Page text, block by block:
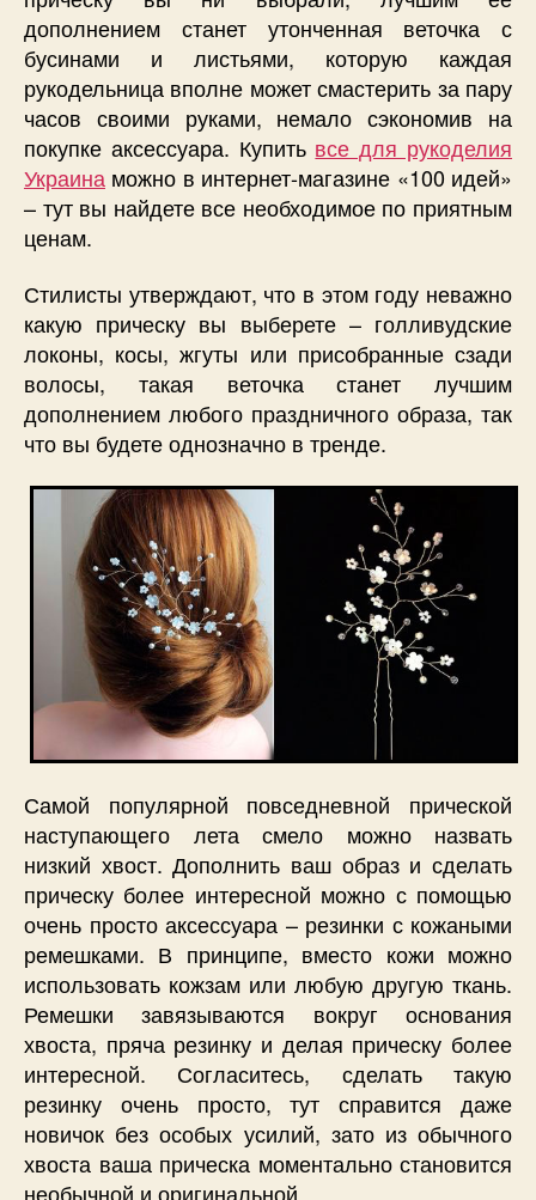
дополнением станет утонченная веточка с
бусинами и листьями, которую каждая
рукодельница вполне может смастерить за пару
часов своими руками, немало сэкономив на
покупке аксессуара. Купить все для рукоделия
Украина можно в интернет-магазине «100 идей»
– тут вы найдете все необходимое по приятным
ценам.
Стилисты утверждают, что в этом году неважно
какую прическу вы выберете – голливудские
локоны, косы, жгуты или присобранные сзади
волосы, такая веточка станет лучшим
дополнением любого праздничного образа, так
что вы будете однозначно в тренде.
Самой популярной повседневной прической
наступающего лета смело можно назвать
низкий хвост. Дополнить ваш образ и сделать
прическу более интересной можно с помощью
очень просто аксессуара – резинки с кожаными
ремешками. В принципе, вместо кожи можно
использовать кожзам или любую другую ткань.
Ремешки завязываются вокруг основания
хвоста, пряча резинку и делая прическу более
интересной. Согласитесь, сделать такую
резинку очень просто, тут справится даже
новичок без особых усилий, зато из обычного
хвоста ваша прическа моментально становится
необычной и оригинальной.